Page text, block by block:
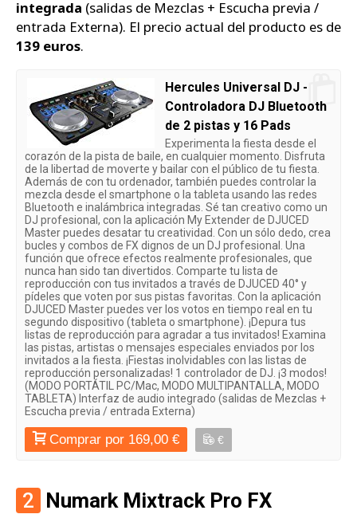
integrada (salidas de Mezclas + Escucha previa /
entrada Externa). El precio actual del producto es de
139 euros.
Hercules Universal DJ -
Controladora DJ Bluetooth
de 2 pistas y 16 Pads
Experimenta la fiesta desde el
corazón de la pista de baile, en cualquier momento. Disfruta
de la libertad de moverte y bailar con el público de tu fiesta.
Además de con tu ordenador, también puedes controlar la
mezcla desde el smartphone o la tableta usando las redes
Bluetooth e inalámbrica integradas. Sé tan creativo como un
DJ profesional, con la aplicación My Extender de DJUCED
Master puedes desatar tu creatividad. Con un sólo dedo, crea
bucles y combos de FX dignos de un DJ profesional. Una
función que ofrece efectos realmente profesionales, que
nunca han sido tan divertidos. Comparte tu lista de
reproducción con tus invitados a través de DJUCED 40° y
pídeles que voten por sus pistas favoritas. Con la aplicación
DJUCED Master puedes ver los votos en tiempo real en tu
segundo dispositivo (tableta o smartphone). ¡Depura tus
listas de reproducción para agradar a tus invitados! Examina
las pistas, artistas o mensajes especiales enviados por los
invitados a la fiesta. ¡Fiestas inolvidables con las listas de
reproducción personalizadas! 1 controlador de DJ. ¡3 modos!
(MODO PORTÁTIL PC/Mac, MODO MULTIPANTALLA, MODO
TABLETA) Interfaz de audio integrado (salidas de Mezclas +
Escucha previa / entrada Externa)
Comprar por 169,00 € €
2 Numark Mixtrack Pro FX